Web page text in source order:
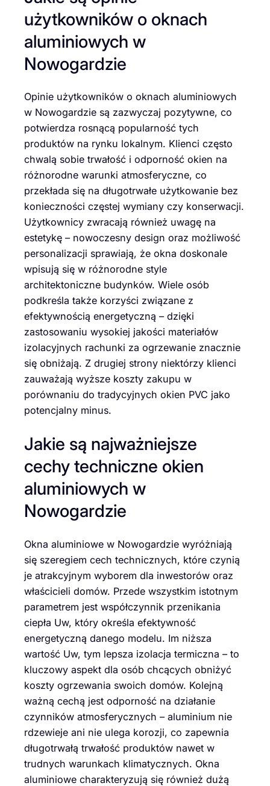
użytkowników o oknach
aluminiowych w
Nowogardzie
Opinie użytkowników o oknach aluminiowych
w Nowogardzie są zazwyczaj pozytywne, co
potwierdza rosnącą popularność tych
produktów na rynku lokalnym. Klienci często
chwalą sobie trwałość i odporność okien na
różnorodne warunki atmosferyczne, co
przekłada się na długotrwałe użytkowanie bez
konieczności częstej wymiany czy konserwacji.
Użytkownicy zwracają również uwagę na
estetykę – nowoczesny design oraz możliwość
personalizacji sprawiają, że okna doskonale
wpisują się w różnorodne style
architektoniczne budynków. Wiele osób
podkreśla także korzyści związane z
efektywnością energetyczną – dzięki
zastosowaniu wysokiej jakości materiałów
izolacyjnych rachunki za ogrzewanie znacznie
się obniżają. Z drugiej strony niektórzy klienci
zauważają wyższe koszty zakupu w
porównaniu do tradycyjnych okien PVC jako
potencjalny minus.
Jakie są najważniejsze
cechy techniczne okien
aluminiowych w
Nowogardzie
Okna aluminiowe w Nowogardzie wyróżniają
się szeregiem cech technicznych, które czynią
je atrakcyjnym wyborem dla inwestorów oraz
właścicieli domów. Przede wszystkim istotnym
parametrem jest współczynnik przenikania
ciepła Uw, który określa efektywność
energetyczną danego modelu. Im niższa
wartość Uw, tym lepsza izolacja termiczna – to
kluczowy aspekt dla osób chcących obniżyć
koszty ogrzewania swoich domów. Kolejną
ważną cechą jest odporność na działanie
czynników atmosferycznych – aluminium nie
rdzewieje ani nie ulega korozji, co zapewnia
długotrwałą trwałość produktów nawet w
trudnych warunkach klimatycznych. Okna
aluminiowe charakteryzują się również dużą